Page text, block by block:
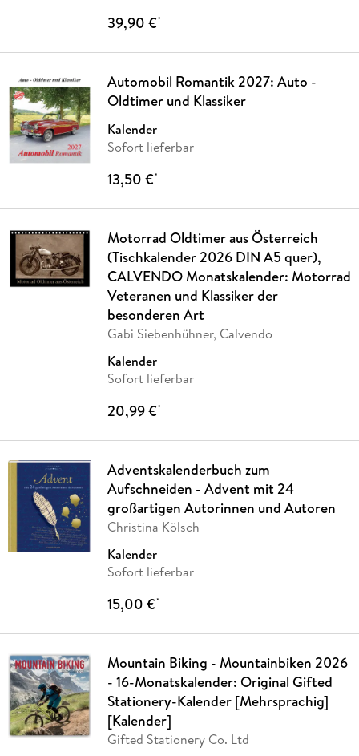
39,90 €*
Automobil Romantik 2027: Auto -
Oldtimer und Klassiker
Kalender
Sofort lieferbar
13,50 €*
Motorrad Oldtimer aus Österreich
(Tischkalender 2026 DIN A5 quer),
CALVENDO Monatskalender: Motorrad
Veteranen und Klassiker der
besonderen Art
Gabi Siebenhühner, Calvendo
Kalender
Sofort lieferbar
20,99 €*
Adventskalenderbuch zum
Aufschneiden - Advent mit 24
großartigen Autorinnen und Autoren
Christina Kölsch
Kalender
Sofort lieferbar
15,00 €*
Mountain Biking - Mountainbiken 2026
- 16-Monatskalender: Original Gifted
Stationery-Kalender [Mehrsprachig]
[Kalender]
Gifted Stationery Co. Ltd